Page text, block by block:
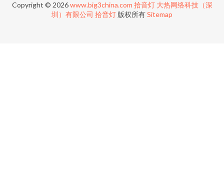
Copyright © 2026www.big3china.com 拾音灯 大热网络科技（深
圳）有限公司 拾音灯 版权所有Sitemap